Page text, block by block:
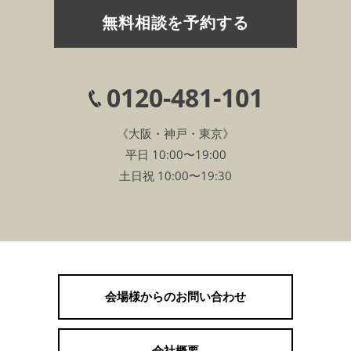
無料相談を予約する
0120-481-101
《大阪・神戸・東京》
平日 10:00〜19:00
土日祝 10:00〜19:30
会場様からのお問い合わせ